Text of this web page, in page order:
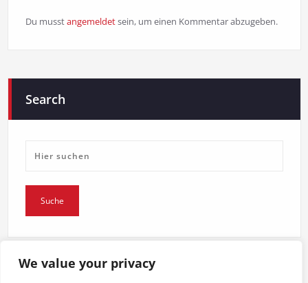
We value your privacy
Du musstangemeldetsein, um einen Kommentar abzugeben.
Search